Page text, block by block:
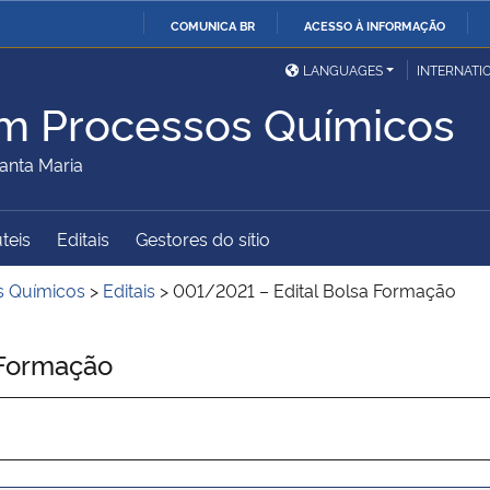
O
COMUNICA BR ACESSO À INFORMAÇÃO
Ministério da Defesa
Ministério das Relações
Exteriores
Ministério da Cidadania Ministério da Saúde
Ministério do
Desenvolvimento Regional
Controladoria-Geral da
União
Advocacia-Geral da União
LANGUAGES
Processos Químicos
Maria
Editais Gestores do sítio
Químicos > Editais >001/2021 – Edital Bolsa Formação